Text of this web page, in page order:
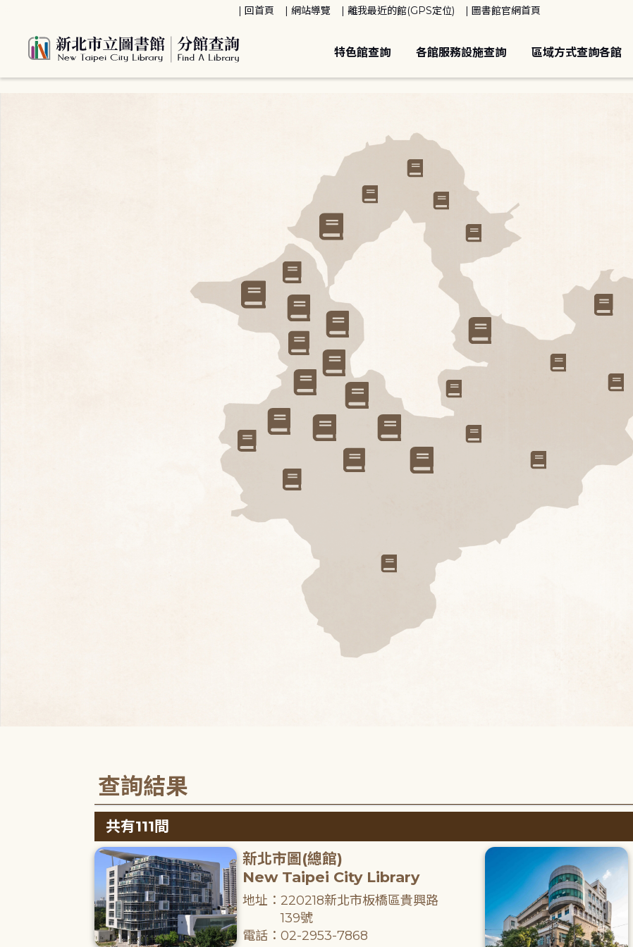
回首頁 網站導覽 離我最近的館(GPS定位) 圖書館官網首頁
特色館查詢 各館服務設施查詢 區域方式查詢各館
查詢結果
共有111間
新北市圖(總館)
New Taipei City Library
地址：220218新北市板橋區貴興路
139號
電話：02-2953-7868